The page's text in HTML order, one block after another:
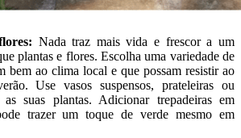
Nada traz mais vida e frescor a um
plantas e flores. Escolha uma variedade de
bem ao clima local e que possam resistir ao
Use vasos suspensos, prateleiras ou
suas plantas. Adicionar trepadeiras em
trazer um toque de verde mesmo em